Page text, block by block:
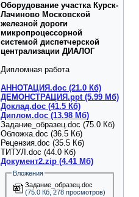
Оборудование участка Курск-
Лачиново Московской
железной дороги
микропроцессорной
системой диспетчерской
централизации ДИАЛОГ
Дипломная работа
АННОТАЦИЯ.doc (21.0 Кб)
ДЕМОНСТРАЦИЯ.ppt (5.99 Мб)
Доклад.doc (41.5 Кб)
Диплом.doc (13.98 Мб)
Задание_образец.doc (75.0 Кб)
Обложка.doc (36.5 Кб)
Рецензия.doc (35.5 Кб)
ТИТУЛ.doc (44.0 Кб)
Документ2.zip (4.41 Мб)
Вложения
Задание_образец.doc
(75.0 Кб, 278 просмотров)